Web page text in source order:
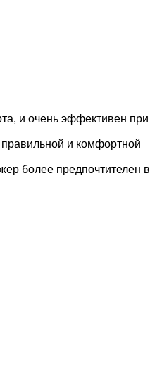
и очень эффективен при
и комфортной
более предпочтителен в